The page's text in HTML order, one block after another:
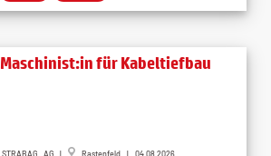
Maschinist:in für Kabeltiefbau
STRABAG AG | Rastenfeld | 04.08.2026